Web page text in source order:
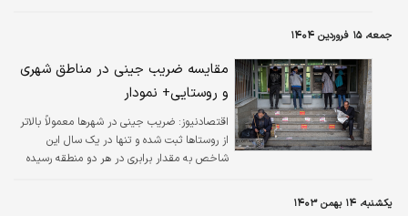
دهک‌های پایین به‌دلیل پرداخت‌های حمایتی و
کالابرگ‌ها بوده است. داده‌ها نشان می‌دهد
هزینه‌های دهک اول با ملحوظ کردن تورم در
سال۱۴۰۳ حدود ۹.۳درصد افزایش یافته،
درحالی‌که هزینه دهک دهم ۷.۱درصد کاهش
داشته است، این کاهش هزینه که نشان‌دهنده
جمعه، ۱۵ فروردین ۱۴۰۴
مقایسه ضریب جینی در مناطق شهری
و روستایی+ نمودار
اقتصادنیوز: ضریب جینی در شهرها معمولاً بالاتر
از روستاها ثبت شده و تنها در یک سال این
شاخص به مقدار برابری در هر دو منطقه رسیده
یکشنبه، ۱۴ بهمن ۱۴۰۳